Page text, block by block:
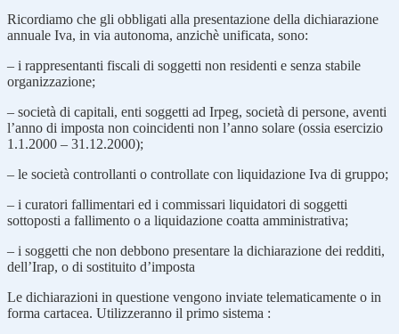
Ricordiamo che gli obbligati alla presentazione della dichiarazione
annuale Iva, in via autonoma, anzichè unificata, sono:
– i rappresentanti fiscali di soggetti non residenti e senza stabile
organizzazione;
– società di capitali, enti soggetti ad Irpeg, società di persone, aventi
l’anno di imposta non coincidenti non l’anno solare (ossia esercizio
1.1.2000 – 31.12.2000);
– le società controllanti o controllate con liquidazione Iva di gruppo;
– i curatori fallimentari ed i commissari liquidatori di soggetti
sottoposti a fallimento o a liquidazione coatta amministrativa;
– i soggetti che non debbono presentare la dichiarazione dei redditi,
dell’Irap, o di sostituito d’imposta
Le dichiarazioni in questione vengono inviate telematicamente o in
forma cartacea. Utilizzeranno il primo sistema :